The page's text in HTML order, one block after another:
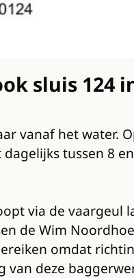
sluis 124
vanaf het water.
tussen 8
via de
de Wim
omdat
deze